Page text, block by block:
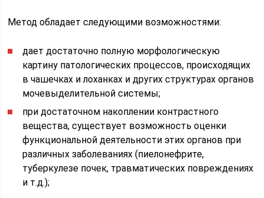
Метод обладает следующими возможностями:
дает достаточно полную морфологическую
картину патологических процессов, происходящих
в чашечках и лоханках и других структурах органов
мочевыделительной системы;
при достаточном накоплении контрастного
вещества, существует возможность оценки
функциональной деятельности этих органов при
различных заболеваниях (пиелонефрите,
туберкулезе почек, травматических повреждениях
и т.д.);